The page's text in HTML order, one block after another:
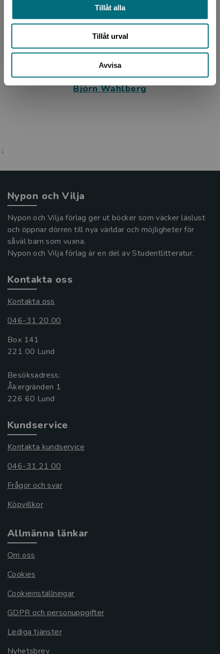
Tillåt alla
Tillåt urval
Avvisa
Översättare
Björn Wahlberg
;
Nypon och Vilja
Nypon och Vilja förlag ger ut böcker som väcker läslust
och öppnar dörren till nya världar och möjligheter för
såväl barn som vuxna.
Nypon och Vilja förlag är en del av Studentlitteratur.
Kontakta oss
Kontakta oss
046-31 20 00
Box 141
221 00 Lund
Besöksadress:
Åkergränden 1
Kundservice
Kontakta kundservice
046-31 21 00
Frågor och svar
Köpvillkor
Allmänna länkar
Om oss
Cookies
Cookieinställningar
GDPR och personuppgifter
Lediga tjänster
Nyhetsbrev